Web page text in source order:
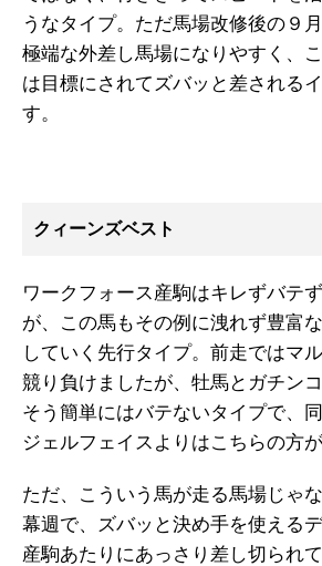
うなタイプ。ただ馬場改修後の９
極端な外差し馬場になりやすく、
は目標にされてズバッと差される
す。
クィーンズベスト
ワークフォース産駒はキレずバテ
が、この馬もその例に洩れず豊富
していく先行タイプ。前走ではマ
競り負けましたが、牡馬とガチン
そう簡単にはバテないタイプで、
ジェルフェイスよりはこちらの方が
ただ、こういう馬が走る馬場じゃ
幕週で、ズバッと決め手を使える
産駒あたりにあっさり差し切られ